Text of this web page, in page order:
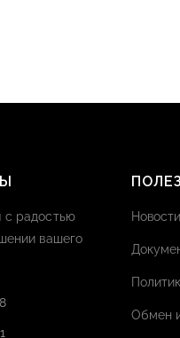
с радостью
вашего
Новости
Обмен